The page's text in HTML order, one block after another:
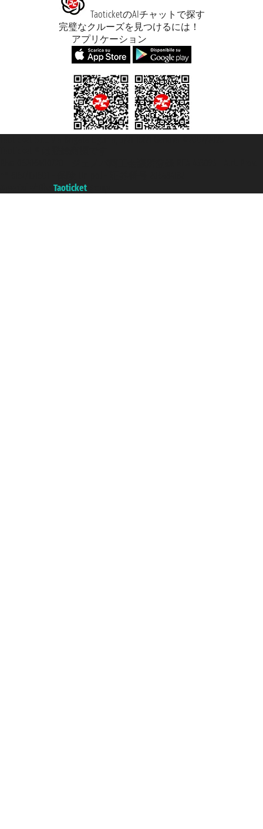
TaoticketのAIチャットで探す
完璧なクルーズを見つけるには！
アプリケーション
Taoticket